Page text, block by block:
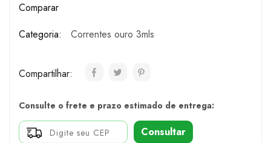
Comparar
Categoria:
Correntes ouro 3mls
Compartilhar:
Consulte o frete e prazo estimado de entrega:
Consultar